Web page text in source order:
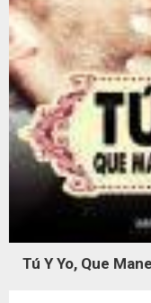
Tú Y Yo, Que